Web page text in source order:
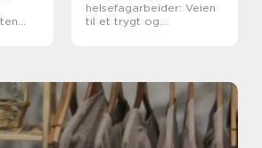
helsefagarbeider: Veien
til et trygt og